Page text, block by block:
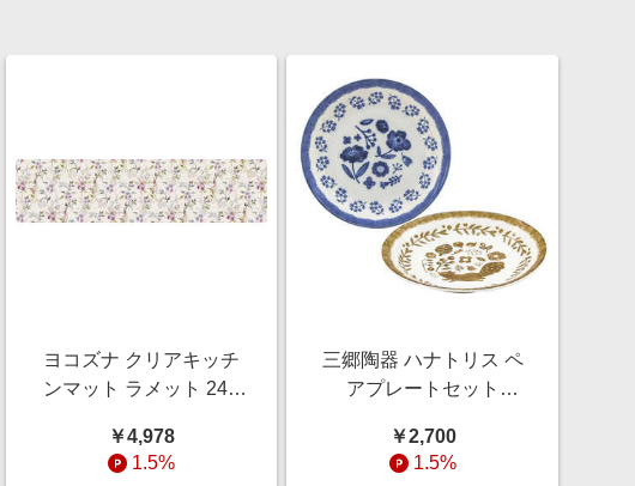
ヨコズナ クリアキッチ
ンマット ラメット 240
￥4,978
1.5%
三郷陶器 ハナトリス ペ
アプレートセット
￥2,700
1.5%